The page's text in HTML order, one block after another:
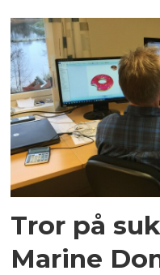
Tror på
Marine